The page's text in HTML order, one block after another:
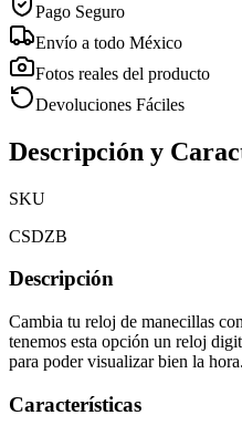
Pago Seguro
Envío a todo México
Fotos reales del producto
Devoluciones Fáciles
Descripción y
SKU
CSDZB
Descripción
Cambia tu reloj de manecillas
tenemos esta opción un reloj
para poder visualizar bien la hora.
Características